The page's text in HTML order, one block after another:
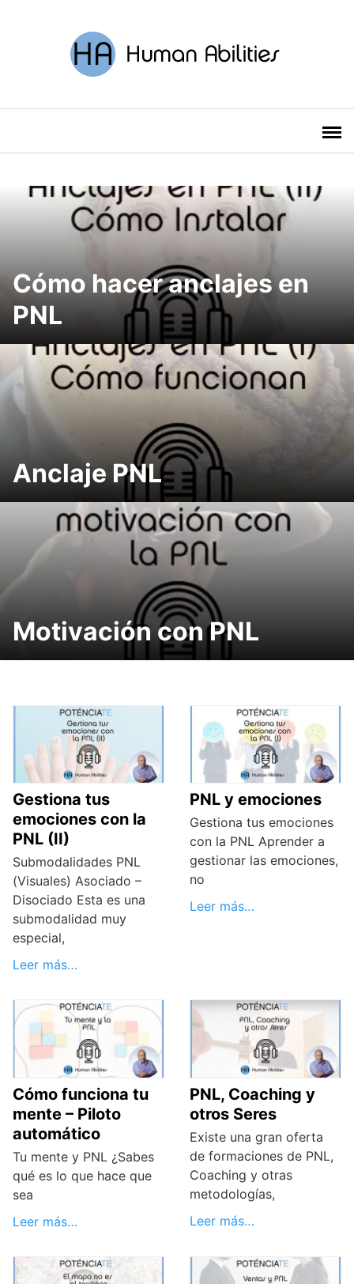
Cómo hacer anclajes en
PNL
Anclaje PNL
Motivación con PNL
Gestiona tus
emociones con la
PNL (II)
Submodalidades PNL
(Visuales) Asociado –
Disociado Esta es una
submodalidad muy
especial,
Leer más…
PNL y emociones
Gestiona tus emociones
con la PNL Aprender a
gestionar las emociones,
no
Leer más…
Cómo funciona tu
mente – Piloto
automático
Tu mente y PNL ¿Sabes
qué es lo que hace que
sea
Leer más…
PNL, Coaching y
otros Seres
Existe una gran oferta
de formaciones de PNL,
Coaching y otras
metodologías,
Leer más…